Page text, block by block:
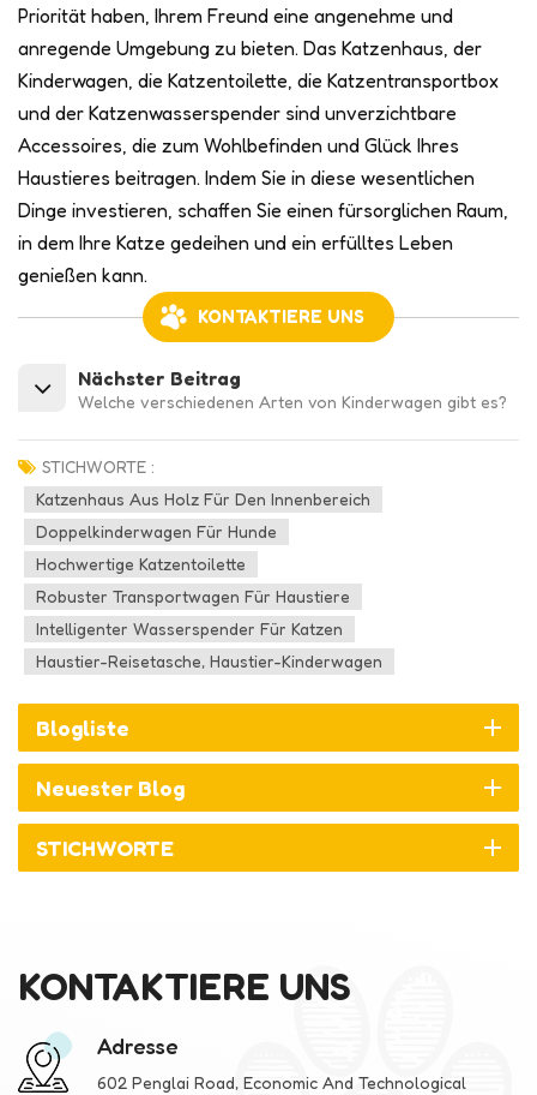
Priorität haben, Ihrem Freund eine angenehme und
anregende Umgebung zu bieten. Das Katzenhaus, der
Kinderwagen, die Katzentoilette, die Katzentransportbox
und der Katzenwasserspender sind unverzichtbare
Accessoires, die zum Wohlbefinden und Glück Ihres
Haustieres beitragen. Indem Sie in diese wesentlichen
Dinge investieren, schaffen Sie einen fürsorglichen Raum,
in dem Ihre Katze gedeihen und ein erfülltes Leben
genießen kann.
KONTAKTIERE UNS
Nächster Beitrag
Welche verschiedenen Arten von Kinderwagen gibt es?
STICHWORTE :
Katzenhaus Aus Holz Für Den Innenbereich
Doppelkinderwagen Für Hunde
Hochwertige Katzentoilette
Robuster Transportwagen Für Haustiere
Intelligenter Wasserspender Für Katzen
Haustier-Reisetasche, Haustier-Kinderwagen
Blogliste
Neuester Blog
STICHWORTE
KONTAKTIERE UNS
Adresse
602 Penglai Road, Economic And Technological